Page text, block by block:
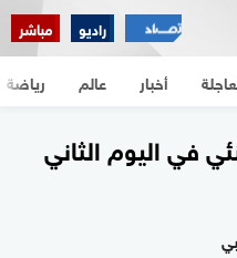
راديو مباشر
أخبار عالم رياضة
في اليوم الثاني